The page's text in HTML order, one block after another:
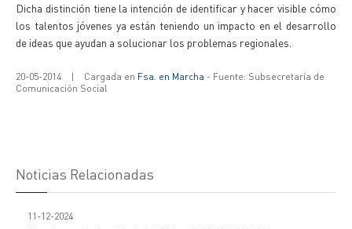
Dicha distinción tiene la intención de identificar y hacer visible cómo
los talentos jóvenes ya están teniendo un impacto en el desarrollo
de ideas que ayudan a solucionar los problemas regionales.
20-05-2014 | Cargada en Fsa. en Marcha - Fuente: Subsecretaría de
Comunicación Social
Noticias Relacionadas
11-12-2024